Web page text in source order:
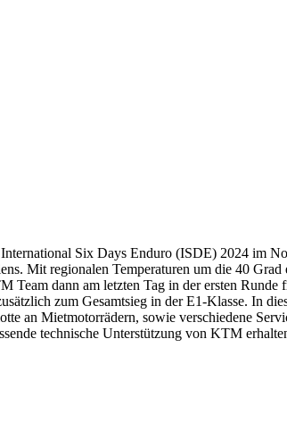
Six Days Enduro (ISDE) 2024 im
Mit regionalen Temperaturen um die 40
Team dann am letzten Tag in der ersten
zum Gesamtsieg in der E1-Klasse. In
an Mietmotorrädern, sowie verschiedene
technische Unterstützung von KTM